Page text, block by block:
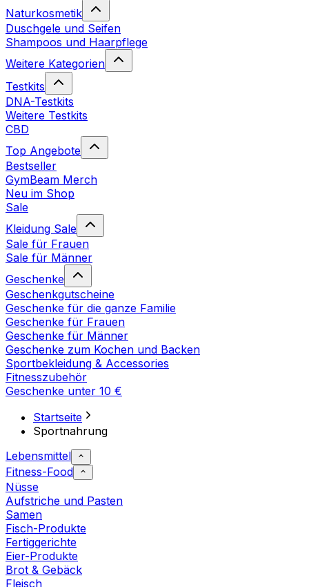
Naturkosmetik
Duschgele und Seifen
Shampoos und Haarpflege
Weitere Kategorien
Testkits
DNA-Testkits
Weitere Testkits
CBD
Top Angebote
Bestseller
GymBeam Merch
Neu im Shop
Sale
Kleidung Sale
Sale für Frauen
Sale für Männer
Geschenke
Geschenkgutscheine
Geschenke für die ganze Familie
Geschenke für Frauen
Geschenke für Männer
Geschenke zum Kochen und Backen
Sportbekleidung & Accessories
Fitnesszubehör
Geschenke unter 10 €
Startseite
Sportnahrung
Lebensmittel
Fitness-Food
Nüsse
Aufstriche und Pasten
Samen
Fisch-Produkte
Fertiggerichte
Eier-Produkte
Brot & Gebäck
Fleisch